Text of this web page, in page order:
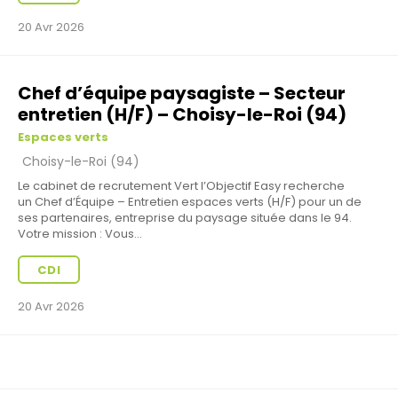
20 Avr 2026
Chef d’équipe paysagiste – Secteur
entretien (H/F) – Choisy-le-Roi (94)
Espaces verts
Choisy-le-Roi (94)
Le cabinet de recrutement Vert l’Objectif Easy recherche
un Chef d’Équipe – Entretien espaces verts (H/F) pour un de
ses partenaires, entreprise du paysage située dans le 94.
Votre mission : Vous...
CDI
20 Avr 2026